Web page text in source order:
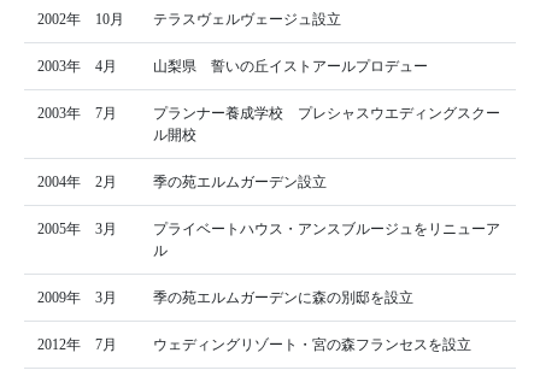
2002年 10月 テラスヴェルヴェージュ設立
2003年 4月 山梨県 誓いの丘イストアールプロデュー
2003年 7月
プランナー養成学校 プレシャスウエディングスクー
ル開校
2004年 2月 季の苑エルムガーデン設立
2005年 3月
プライベートハウス・アンスブルージュをリニューア
ル
2009年 3月 季の苑エルムガーデンに森の別邸を設立
2012年 7月 ウェディングリゾート・宮の森フランセスを設立